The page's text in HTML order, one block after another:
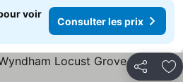
voir
Consulter les prix
Partager